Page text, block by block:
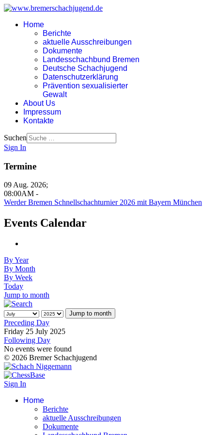
Home
Berichte
aktuelle Ausschreibungen
Dokumente
Landesschachbund Bremen
Deutsche Schachjugend
Datenschutzerklärung
Prävention sexualisierter
Gewalt
About Us
Impressum
Kontakte
Suchen
Sign In
Termine
09 Aug. 2026;
08:00AM -
Werder Bremen Schnellschachturnier 2026 mit Bayern München
Events Calendar
By Year
By Month
By Week
Today
Jump to month
Jump to month
Preceding Day
Friday 25 July 2025
Following Day
No events were found
© 2026 Bremer Schachjugend
Sign In
Home
Berichte
aktuelle Ausschreibungen
Dokumente